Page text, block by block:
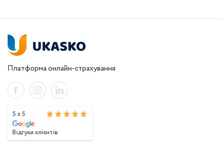
Платформа онлайн-страхування
5 з 5
Відгуки клієнтів